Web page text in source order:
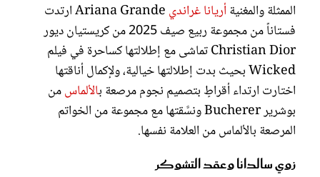
الممثلة والمغنيةأريانا غراندي
Ariana Grande ارتدت
فستاناً من مجموعة ربيع صيف 2025 من كريستيان ديور
Christian Dior تماشى مع إطلالتها كساحرة في فيلم
Wicked بحيث بدت إطلالتها خيالية، ولإكمال أناقتها
اختارت ارتداء أقراطٍ بتصميم نجوم مرصعة بالألماسمن
بوشرير Bucherer ونسَّقتها مع مجموعة من الخواتم
المرصعة بالألماس من العلامة نفسها.
زوي سالدانا وعقد التشوكر